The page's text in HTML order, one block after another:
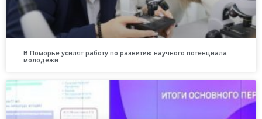
В Поморье усилят работу по развитию научного потенциала
молодежи